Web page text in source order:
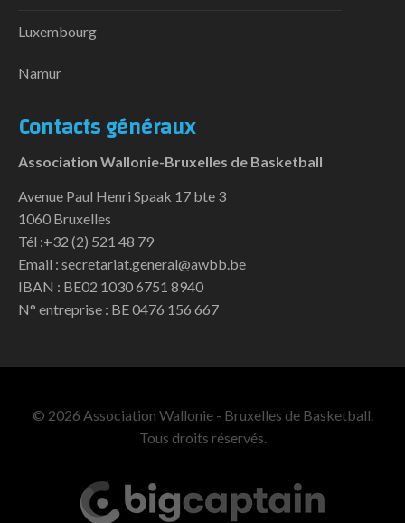
Luxembourg
Namur
Contacts généraux
Association Wallonie-Bruxelles de Basketball
Avenue Paul Henri Spaak 17 bte 3
1060 Bruxelles
Tél :+32 (2) 521 48 79
Email : secretariat.general@awbb.be
IBAN : BE02 1030 6751 8940
N° entreprise : BE 0476 156 667
© 2026 Association Wallonie - Bruxelles de Basketball.
Tous droits réservés.